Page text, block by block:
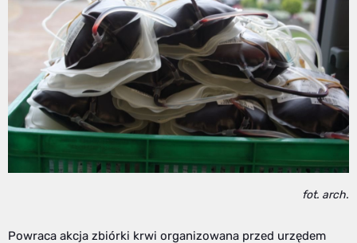
fot. arch.
Powraca akcja zbiórki krwi organizowana przed urzędem